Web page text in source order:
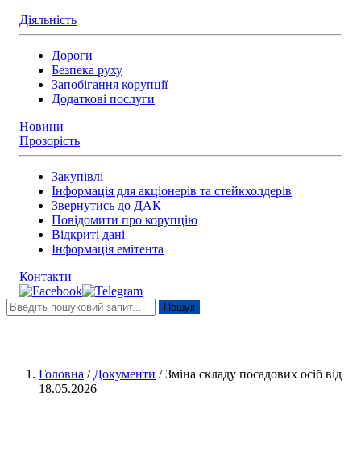
Діяльність
Дороги
Безпека руху
Запобігання корупції
Додаткові послуги
Новини
Прозорість
Закупівлі
Інформація для акціонерів та стейкхолдерів
Звернутись до ДАК
Повідомити про корупцію
Відкриті дані
Інформація емітента
Контакти
Пошук
Головна / Документи /Зміна складу посадових осіб від
18.05.2026